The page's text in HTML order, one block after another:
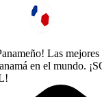
Las
en el mundo.